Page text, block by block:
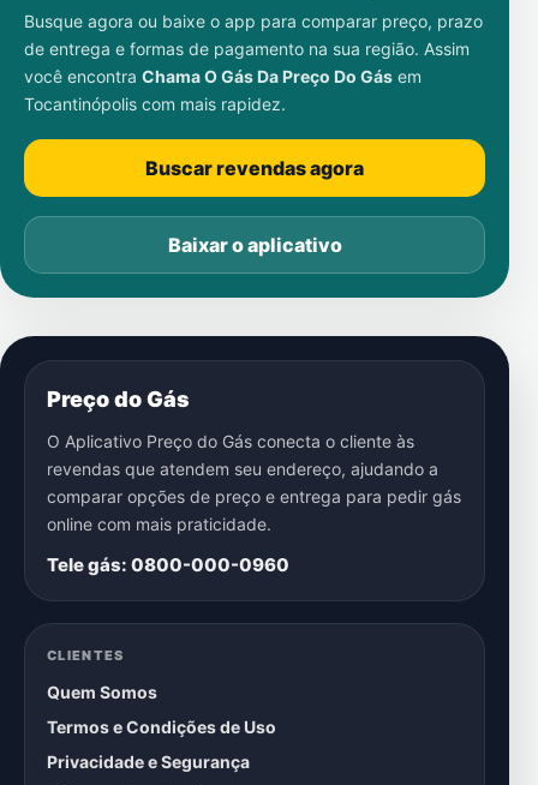
Busque agora ou baixe o app para comparar preço, prazo
de entrega e formas de pagamento na sua região. Assim
você encontra Chama O Gás Da Preço Do Gás em
Tocantinópolis com mais rapidez.
Buscar revendas agora
Baixar o aplicativo
Preço do Gás
O Aplicativo Preço do Gás conecta o cliente às
revendas que atendem seu endereço, ajudando a
comparar opções de preço e entrega para pedir gás
online com mais praticidade.
Tele gás: 0800-000-0960
CLIENTES
Quem Somos
Termos e Condições de Uso
Privacidade e Segurança